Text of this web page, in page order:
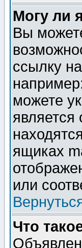
Могу ли
Вы
ссылку
можете
ящиках
или
Что